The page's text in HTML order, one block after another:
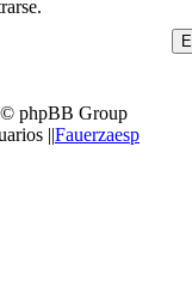
phpBB Group
||Fauerzaesp